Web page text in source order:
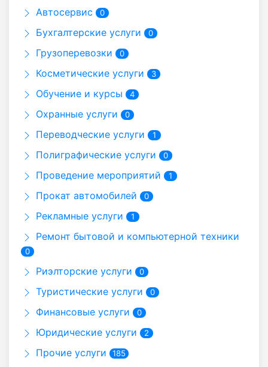
Автосервис 0
Бухгалтерские услуги 0
Грузоперевозки 0
Косметические услуги 3
Обучение и курсы 4
Охранные услуги 0
Переводческие услуги 1
Полиграфические услуги 0
Проведение мероприятий 1
Прокат автомобилей 0
Рекламные услуги 1
Ремонт бытовой и компьютерной техники
0
Риэлторские услуги 0
Туристические услуги 0
Финансовые услуги 0
Юридические услуги 2
Прочие услуги 185